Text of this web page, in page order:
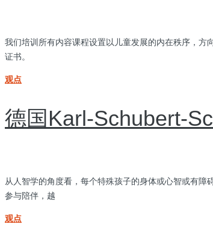
我们培训所有内容课程设置以儿童发展的内在秩序，
证书。
观点
德国Karl-Schubert-
从人智学的角度看，每个特殊孩子的身体或心智或有
参与陪伴，越
观点